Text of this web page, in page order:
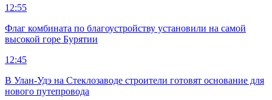
12:55
Флаг комбината по благоустройству установили на самой
высокой горе Бурятии
12:45
В Улан-Удэ на Стеклозаводе строители готовят основание для
нового путепровода